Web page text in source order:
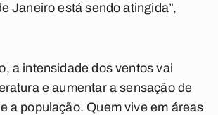
Janeiro está sendo atingida”,
a intensidade dos ventos vai
e aumentar a sensação de
a população. Quem vive em áreas